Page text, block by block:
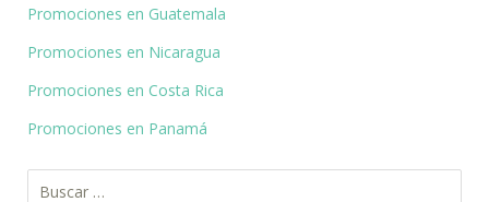
Promociones en Guatemala
Promociones en Nicaragua
Promociones en Costa Rica
Promociones en Panamá
Buscar: